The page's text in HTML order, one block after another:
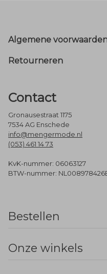
Footer
Algemene
Retourneren
Contact
Gronausestraat 1175
7534 AG Enschede
info@mengermode.nl
(053) 461 14 73
KvK-nummer: 06063127
BTW-nummer:
Bestellen
Onze winkels